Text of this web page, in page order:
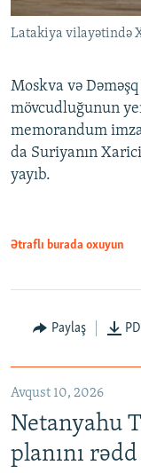
Latakiya vilayətində
Moskva və
mövcudluğunun
memorandum
da Suriyanın
yayıb.
Ətraflı burada oxuyun
Paylaş
Avqust 10, 2026
Netanyahu
planını